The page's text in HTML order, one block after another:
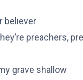
believer
preachers,
grave shallow